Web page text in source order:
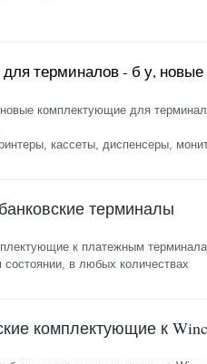
терминалов - б у, новые
комплектующие для
кассеты, диспенсеры,
терминалы
к платежным
в любых количествах
комплектующие к